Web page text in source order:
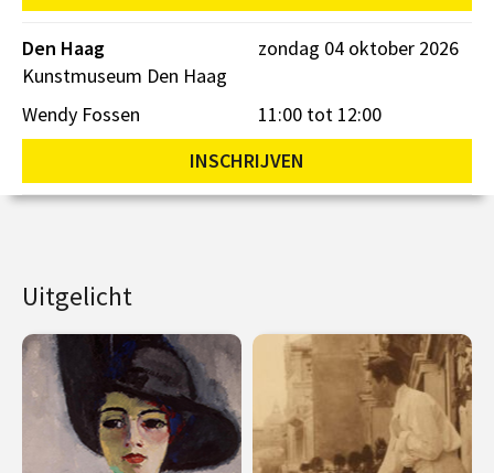
Den Haag
Kunstmuseum Den Haag
zondag 04 oktober 2026
11:00 tot 12:00
Wendy Fossen
INSCHRIJVEN
Uitgelicht